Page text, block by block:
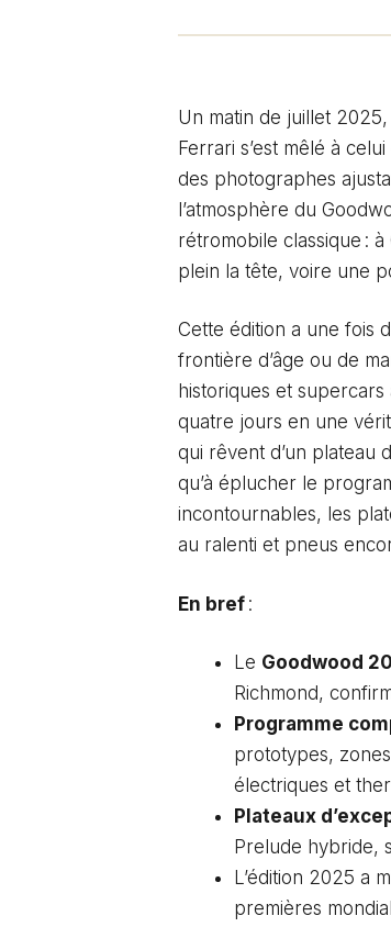
Un matin de juillet 2025,
Ferrari s’est mêlé à
des photographes
l’atmosphère du
rétromobile classique :
plein la tête, voire une
Cette édition a une fois
frontière d’âge ou de
historiques et
quatre jours en une
qui rêvent d’un plateau
qu’à éplucher le
incontournables, les
au ralenti et pneus
En bref :
Le Goodwood
Richmond,
Programme
prototypes,
électriques et
Plateaux
Prelude hybride,
L’édition 2025 a
premières